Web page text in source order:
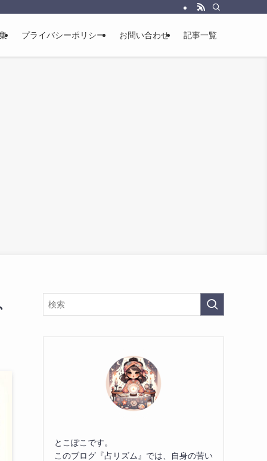
プライバシーポリシー お問い合わせ 記事一覧
とこぽこです。
このブログ『占リズム』では、自身の苦い